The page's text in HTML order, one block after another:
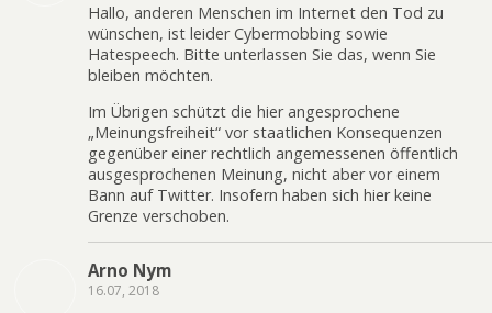
Hallo, anderen Menschen im Internet den Tod zu
wünschen, ist leider Cybermobbing sowie
Hatespeech. Bitte unterlassen Sie das, wenn Sie
bleiben möchten.
Im Übrigen schützt die hier angesprochene
„Meinungsfreiheit“ vor staatlichen Konsequenzen
gegenüber einer rechtlich angemessenen öffentlich
ausgesprochenen Meinung, nicht aber vor einem
Bann auf Twitter. Insofern haben sich hier keine
Grenze verschoben.
Arno Nym
16.07, 2018